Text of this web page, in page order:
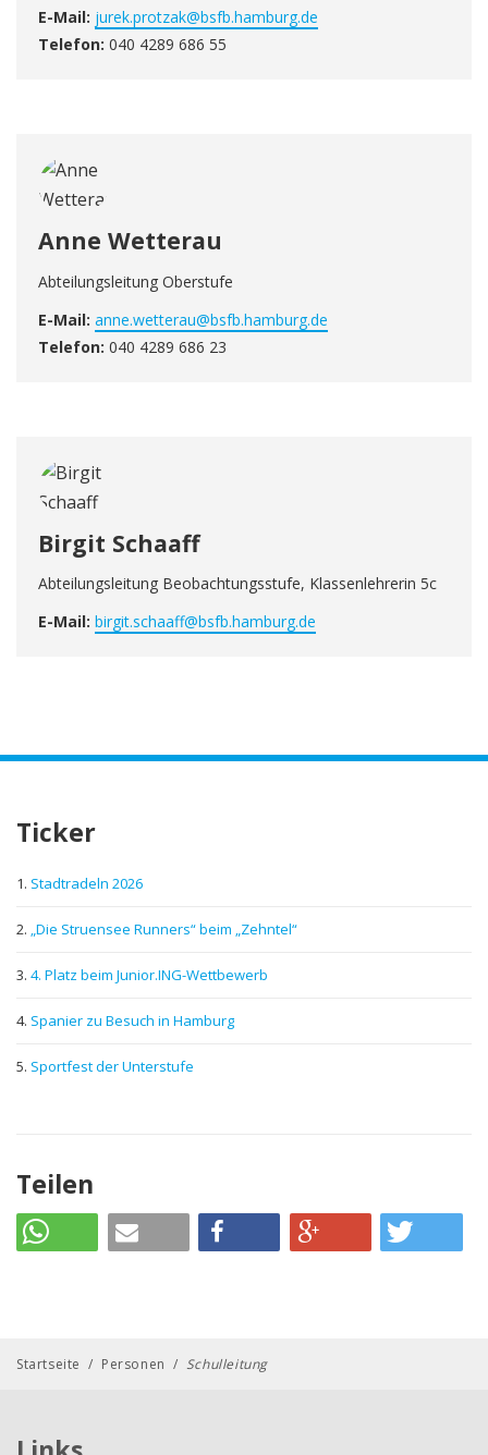
E-Mail: jurek.protzak@bsfb.hamburg.de
Telefon: 040 4289 686 55
Anne Wetterau
Abteilungsleitung Oberstufe
E-Mail: anne.wetterau@bsfb.hamburg.de
Telefon: 040 4289 686 23
Birgit Schaaff
Abteilungsleitung Beobachtungsstufe, Klassenlehrerin 5c
E-Mail: birgit.schaaff@bsfb.hamburg.de
Ticker
Stadtradeln 2026
„Die Struensee Runners“ beim „Zehntel“
4. Platz beim Junior.ING-Wettbewerb
Spanier zu Besuch in Hamburg
Sportfest der Unterstufe
Teilen
Startseite / Personen / Schulleitung